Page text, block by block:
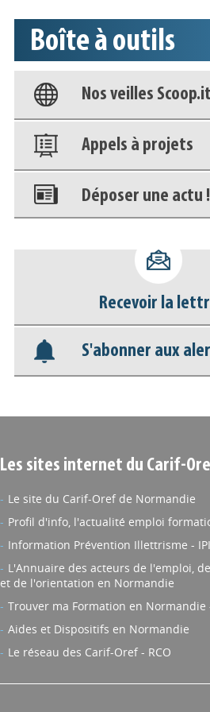
Boîte à outils
Base documentaire
Nos veilles Scoop.it
Appels à projets
Déposer une actu !
déconnecter)
Base
Nos veilles Scoop.it
Recevoir la
S'abonner aux
Les sites internet du Carif-
Le site du Carif-Oref de Normandie
Profil d'info, l'actualité emploi
Information Prévention Illettrisme - IPI
L'Annuaire des acteurs de l'emploi,
et de l'orientation en Normandie
Trouver ma Formation en Normandie
Aides et Dispositifs en Normandie
Le réseau des Carif-Oref - RCO